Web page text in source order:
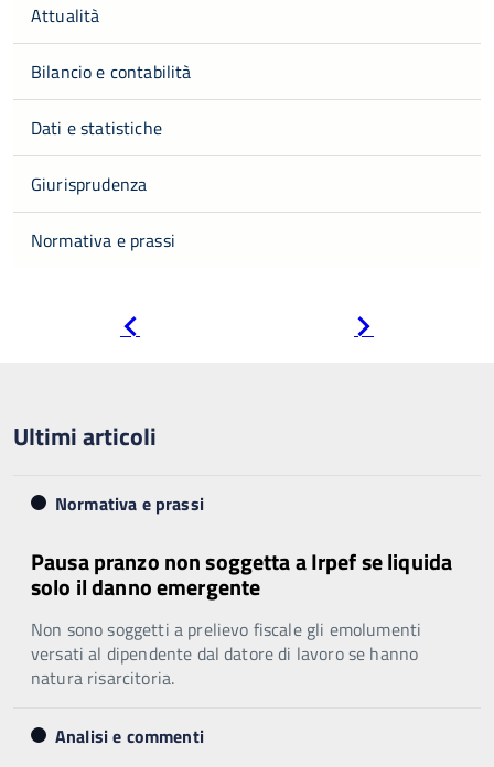
Attualità
Bilancio e contabilità
Dati e statistiche
Giurisprudenza
Normativa e prassi
Ultimi articoli
Normativa e prassi
Pausa pranzo non soggetta a Irpef se liquida
solo il danno emergente
Non sono soggetti a prelievo fiscale gli emolumenti
versati al dipendente dal datore di lavoro se hanno
natura risarcitoria.
Analisi e commenti